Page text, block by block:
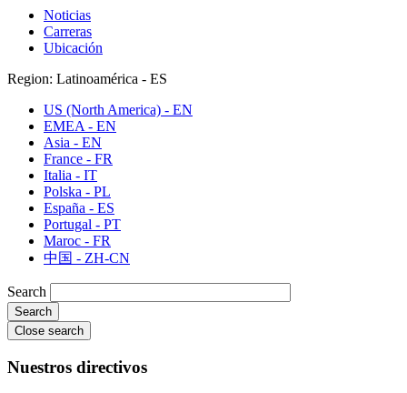
Noticias
Carreras
Ubicación
Region: Latinoamérica - ES
US (North America) - EN
EMEA - EN
Asia - EN
France - FR
Italia - IT
Polska - PL
España - ES
Portugal - PT
Maroc - FR
中国 - ZH-CN
Search
Close search
Nuestros directivos